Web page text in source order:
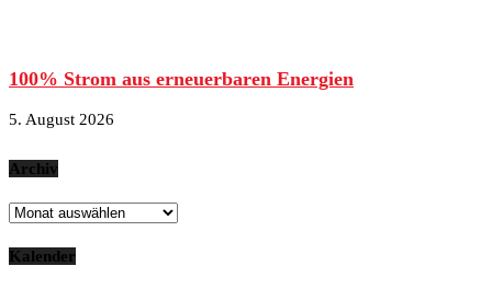
100% Strom aus erneuerbaren Energien
5. August 2026
Archiv
Archiv
Kalender